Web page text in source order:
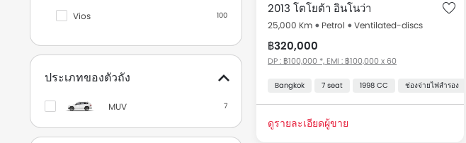
Vios 100
Alphard 2019 31
Yaris Ativ 29
ประเภทของตัวถัง
MUV 7
2013 โตโยต้า อินโนว่า
25,000 Km Petrol Ventilated-discs
฿320,000
DP : ฿100,000 *, EMI : ฿100,000 x 60
Bangkok 7 seat 1998 CC ช่องจ่ายไฟสำรอง
ดูรายละเอียดผู้ขาย